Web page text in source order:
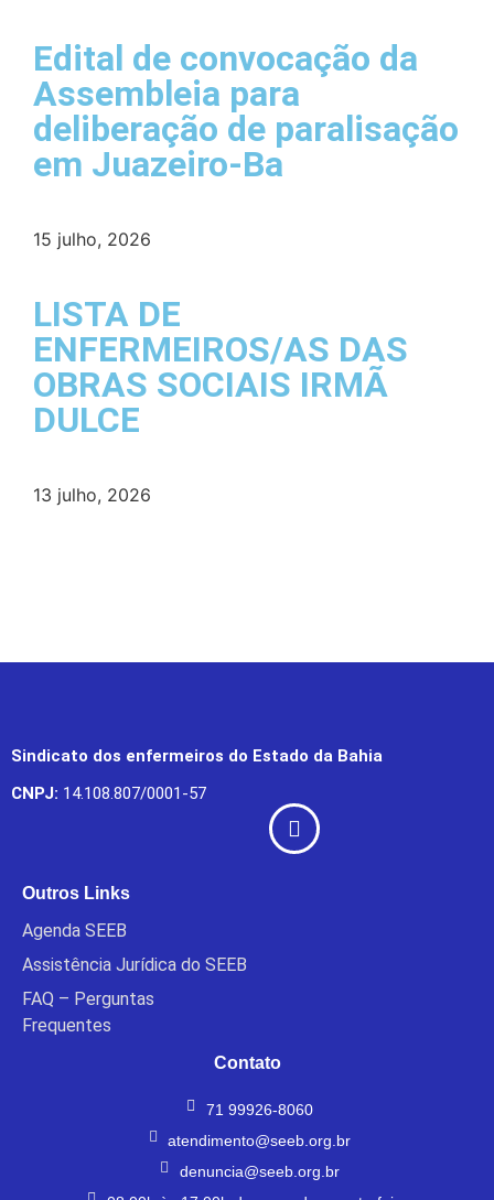
Edital de convocação da
Assembleia para
deliberação de paralisação
em Juazeiro-Ba
15 julho, 2026
LISTA DE
ENFERMEIROS/AS DAS
OBRAS SOCIAIS IRMÃ
DULCE
13 julho, 2026
Sindicato dos enfermeiros do Estado da Bahia
CNPJ: 14.108.807/0001-57
Outros Links
Agenda SEEB
Assistência Jurídica do SEEB
FAQ – Perguntas
Frequentes
Contato
71 99926-8060
atendimento@seeb.org.br
denuncia@seeb.org.br